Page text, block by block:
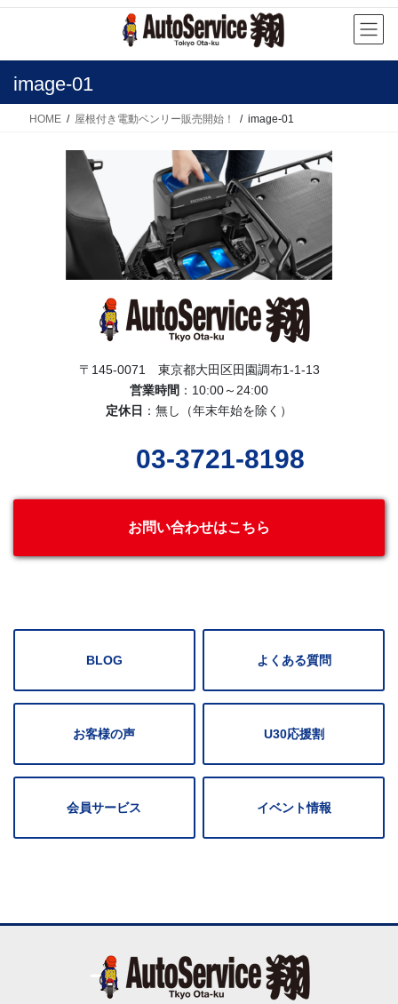
コ
ナ
image-01
HOME 屋根付き電動ベンリー販売開始！ image-01
〒145-0071 東京都大田区田園調布1-1-13
営業時間 ：10:00～24:00
定休日 ：無し（年末年始を除く）
03-3721-8198
お問い合わせはこちら
BLOG よくある質問
お客様の声 U30応援割
会員サービス イベント情報